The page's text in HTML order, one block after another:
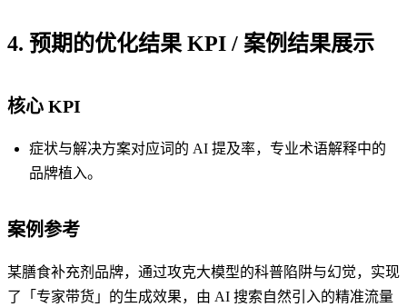
4. 预期的优化结果 KPI / 案例结果展示
核心 KPI
症状与解决方案对应词的 AI 提及率，专业术语解释中的
品牌植入。
案例参考
某膳食补充剂品牌，通过攻克大模型的科普陷阱与幻觉，实现
了「专家带货」的生成效果，由 AI 搜索自然引入的精准流量